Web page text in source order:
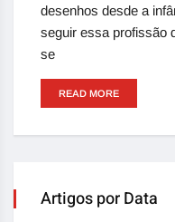
desenhos desde a
seguir essa profissão
se
READ MORE
Artigos por Data